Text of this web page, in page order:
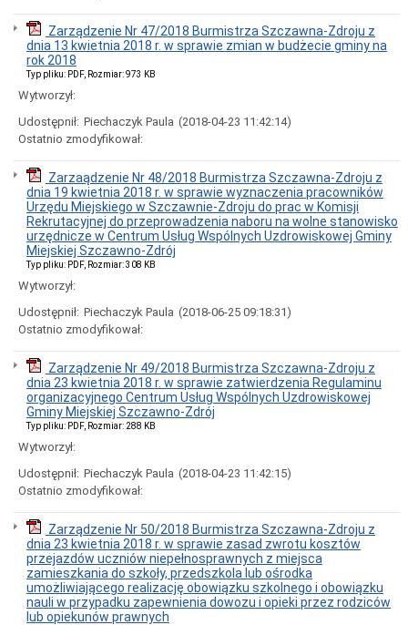
majątkowe
za
2022
rok
majątkowe
za
2021
rok
Oświadczenia
majątkowe
2020
rok
Narodowy
Spis
Ludności
Mieszkań
2021
Archiwum
Zarządzenie Nr 47/2018 Burmistrza Szczawna-Zdroju z
dnia 13 kwietnia 2018 r. w sprawie zmian w budżecie gminy na
rok 2018
Typ pliku: PDF, Rozmiar: 973 KB
Wytworzył:
Udostępnił: Piechaczyk Paula (2018-04-23 11:42:14)
Ostatnio zmodyfikował:
Zarzaądzenie Nr 48/2018 Burmistrza Szczawna-Zdroju z
dnia 19 kwietnia 2018 r. w sprawie wyznaczenia pracowników
Urzędu Miejskiego w Szczawnie-Zdroju do prac w Komisji
Rekrutacyjnej do przeprowadzenia naboru na wolne stanowisko
urzędnicze w Centrum Usług Wspólnych Uzdrowiskowej Gminy
Miejskiej Szczawno-Zdrój
Typ pliku: PDF, Rozmiar: 308 KB
Wytworzył:
Udostępnił: Piechaczyk Paula (2018-06-25 09:18:31)
Ostatnio zmodyfikował:
Zarządzenie Nr 49/2018 Burmistrza Szczawna-Zdroju z
dnia 23 kwietnia 2018 r. w sprawie zatwierdzenia Regulaminu
organizacyjnego Centrum Usług Wspólnych Uzdrowiskowej
Gminy Miejskiej Szczawno-Zdrój
Typ pliku: PDF, Rozmiar: 288 KB
Wytworzył:
Udostępnił: Piechaczyk Paula (2018-04-23 11:42:15)
Ostatnio zmodyfikował:
Zarządzenie Nr 50/2018 Burmistrza Szczawna-Zdroju z
dnia 23 kwietnia 2018 r. w sprawie zasad zwrotu kosztów
przejazdów uczniów niepełnosprawnych z miejsca
zamieszkania do szkoły, przedszkola lub ośrodka
umożliwiającego realizację obowiązku szkolnego i obowiązku
nauli w przypadku zapewnienia dowozu i opieki przez rodziców
lub opiekunów prawnych